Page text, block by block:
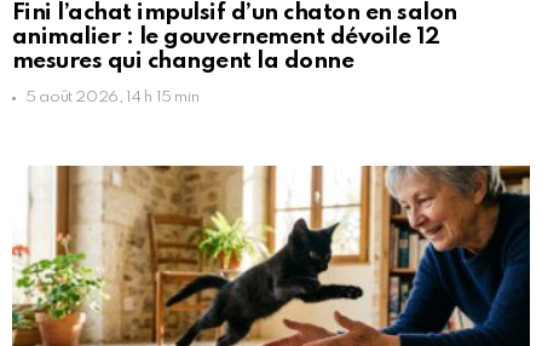
Fini l’achat impulsif d’un chaton en salon
animalier : le gouvernement dévoile 12
mesures qui changent la donne
5 août 2026, 14 h 15 min